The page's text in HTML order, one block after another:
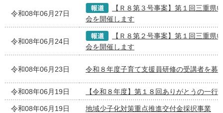
令和08年06月27日
【Ｒ８第３号事案】第１回三重県
会を開催します
令和08年06月24日
【Ｒ８第２号事案】第１回三重県
会を開催します
令和08年06月23日 令和８年度子育て支援員研修の受講者を募
令和08年06月19日 【令和８年度】第１８回ありがとうの一行
令和08年06月19日 地域少子化対策重点推進交付金採択事業